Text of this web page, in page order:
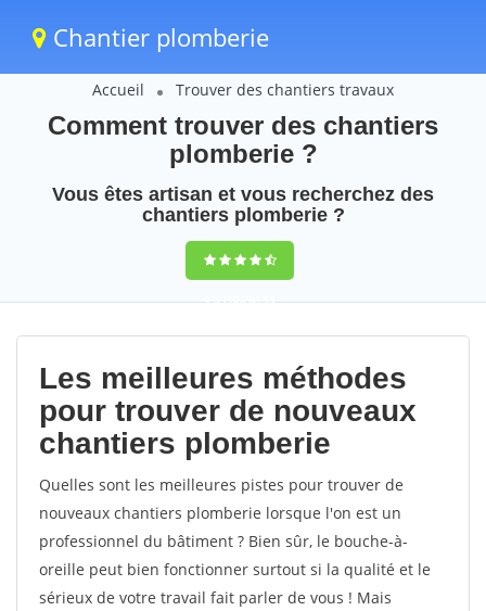
Chantier plomberie
Accueil Trouver des chantiers travaux
Comment trouver des chantiers
plomberie ?
Vous êtes artisan et vous recherchez des
chantiers plomberie ?
9,5(100%)55
votes
Les meilleures méthodes
pour trouver de nouveaux
chantiers plomberie
Quelles sont les meilleures pistes pour trouver de
nouveaux chantiers plomberie lorsque l'on est un
professionnel du bâtiment ? Bien sûr, le bouche-à-
oreille peut bien fonctionner surtout si la qualité et le
sérieux de votre travail fait parler de vous ! Mais